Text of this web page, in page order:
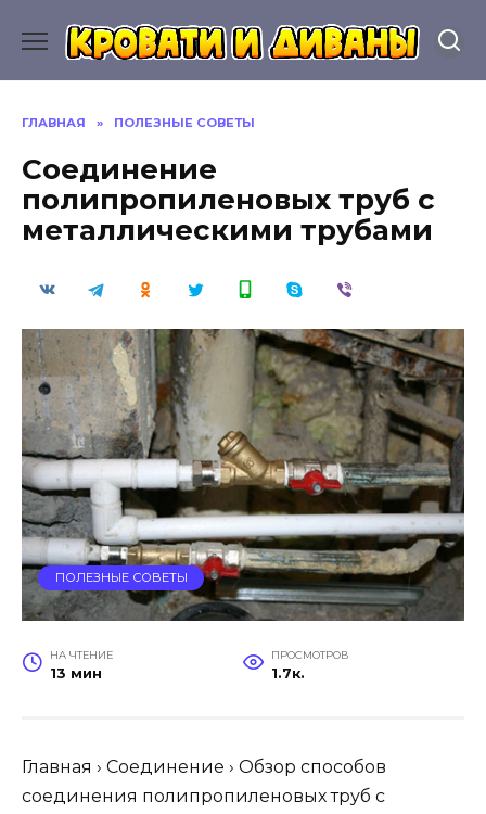
содержанию
ГЛАВНАЯ » ПОЛЕЗНЫЕ СОВЕТЫ
Соединение
полипропиленовых труб с
металлическими трубами
ПОЛЕЗНЫЕ СОВЕТЫ
НА ЧТЕНИЕ
13 мин
ПРОСМОТРОВ
1.7к.
Главная › Соединение › Обзор способов
соединения полипропиленовых труб с